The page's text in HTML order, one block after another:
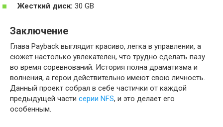
Жесткий диск: 30 GB
Заключение
Глава Payback выглядит красиво, легка в управлении, а
сюжет настолько увлекателен, что трудно сделать пазу
во время соревнований. История полна драматизма и
волнения, а герои действительно имеют свою личность.
Данный проект собрал в себе частички от каждой
предыдущей части серии NFS, и это делает его
особенным.